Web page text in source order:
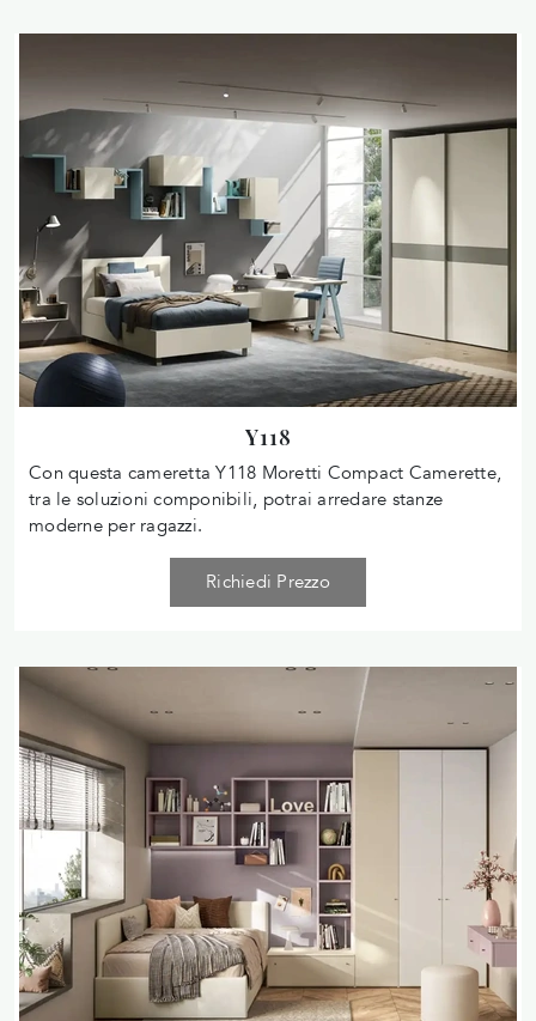
Y118
Con questa cameretta Y118 Moretti Compact Camerette,
tra le soluzioni componibili, potrai arredare stanze
moderne per ragazzi.
Richiedi Prezzo